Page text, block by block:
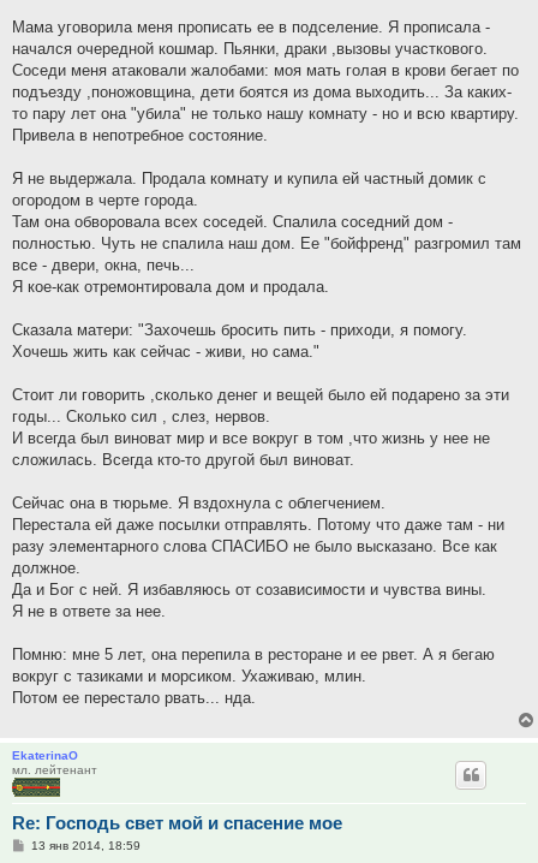
Мама уговорила меня прописать ее в подселение. Я прописала -
начался очередной кошмар. Пьянки, драки ,вызовы участкового.
Соседи меня атаковали жалобами: моя мать голая в крови бегает по
подъезду ,поножовщина, дети боятся из дома выходить... За каких-
то пару лет она "убила" не только нашу комнату - но и всю квартиру.
Привела в непотребное состояние.
Я не выдержала. Продала комнату и купила ей частный домик с
огородом в черте города.
Там она обворовала всех соседей. Спалила соседний дом -
полностью. Чуть не спалила наш дом. Ее "бойфренд" разгромил там
все - двери, окна, печь...
Я кое-как отремонтировала дом и продала.
Сказала матери: "Захочешь бросить пить - приходи, я помогу.
Хочешь жить как сейчас - живи, но сама."
Стоит ли говорить ,сколько денег и вещей было ей подарено за эти
годы... Сколько сил , слез, нервов.
И всегда был виноват мир и все вокруг в том ,что жизнь у нее не
сложилась. Всегда кто-то другой был виноват.
Сейчас она в тюрьме. Я вздохнула с облегчением.
Перестала ей даже посылки отправлять. Потому что даже там - ни
разу элементарного слова СПАСИБО не было высказано. Все как
должное.
Да и Бог с ней. Я избавляюсь от созависимости и чувства вины.
Я не в ответе за нее.
Помню: мне 5 лет, она перепила в ресторане и ее рвет. А я бегаю
вокруг с тазиками и морсиком. Ухаживаю, млин.
Потом ее перестало рвать... нда.
EkaterinaO
мл. лейтенант
Re: Господь свет мой и спасение мое
Сообщение
13 янв 2014, 18:59